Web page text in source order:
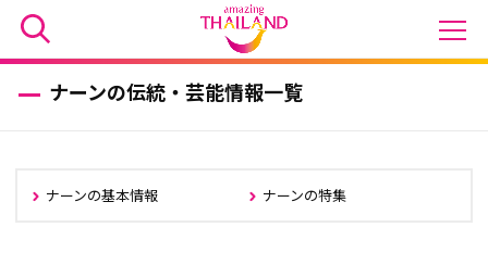
ナーンの伝統・芸能情報一覧
ナーンの基本情報 ナーンの特集